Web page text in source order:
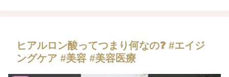
ヒアルロン酸ってつまり何なの❓ #エイジ
ングケア #美容 #美容医療